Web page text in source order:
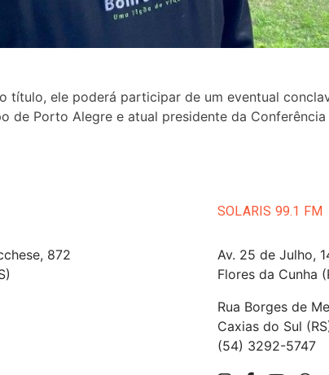
título, ele poderá participar de um eventual
de Porto Alegre e atual presidente da
872
SOLARIS 99.1 FM
Av. 25 de Julho,
Flores da Cunha
Rua Borges de
Caxias do Sul
(54) 3292-5747